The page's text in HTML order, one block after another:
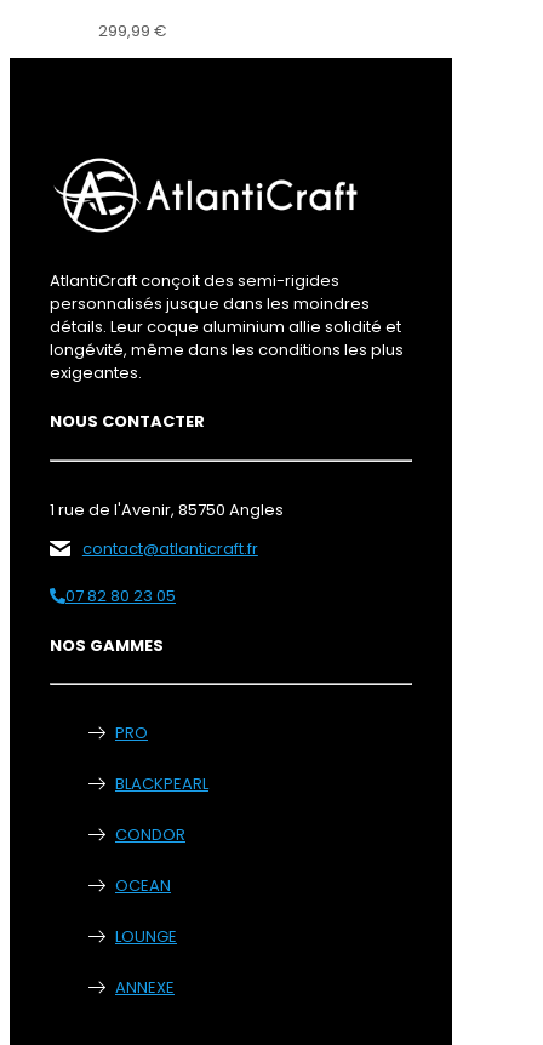
299,99 €
AtlantiCraft conçoit des semi-rigides
personnalisés jusque dans les moindres
détails. Leur coque aluminium allie solidité et
longévité, même dans les conditions les plus
exigeantes.
NOUS CONTACTER
1 rue de l'Avenir, 85750 Angles
contact@atlanticraft.fr
07 82 80 23 05
NOS GAMMES
PRO
BLACKPEARL
CONDOR
OCEAN
LOUNGE
ANNEXE